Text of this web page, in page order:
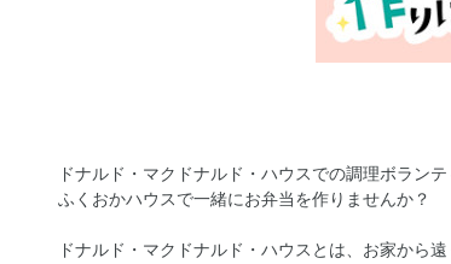
ドナルド・マクドナルド・ハウスでの調理ボラン
ふくおかハウスで一緒にお弁当を作りませんか？
ドナルド・マクドナルド・ハウスとは、お家から